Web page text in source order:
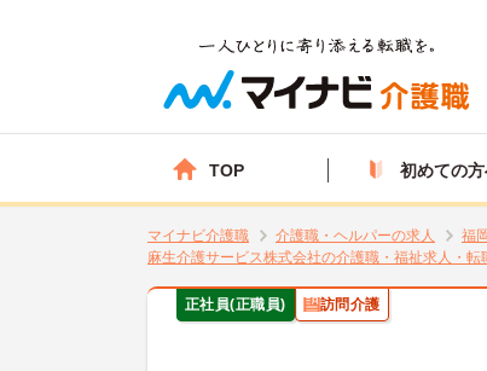
TOP 初めての
マイナビ介護職 介護職・ヘルパーの求人 福
麻生介護サービス株式会社の介護職・福祉求人・転
正社員(正職員) 訪問介護